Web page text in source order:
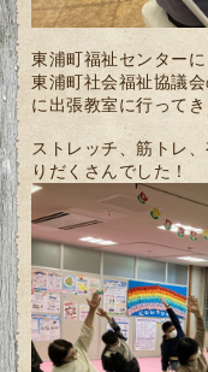
東浦町福祉センター
東浦町社会福祉協議
に出張教室に行ってき
ストレッチ、筋トレ
りだくさんでした！